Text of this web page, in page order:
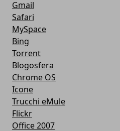
Gmail
Safari
MySpace
Bing
Torrent
Blogosfera
Chrome OS
Icone
Trucchi eMule
Flickr
Office 2007